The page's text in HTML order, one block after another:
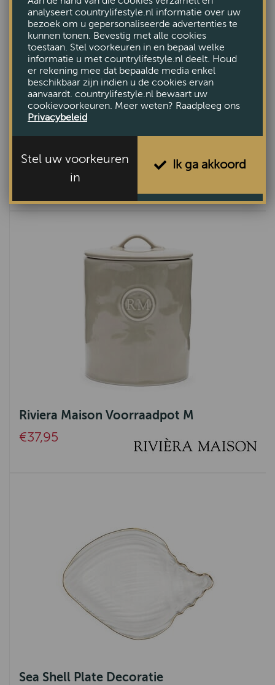
Riviera Maison Portofino mok flax M
Riviera Maison Voorraadpot M
€37,95
Sea Shell Plate Decoratie
analyseert countrylifestyle.nl informatie over uw
bezoek om u gepersonaliseerde advertenties te
kunnen tonen. Bevestig met alle cookies
toestaan. Stel voorkeuren in en bepaal welke
informatie u met countrylifestyle.nl deelt. Houd
er rekening mee dat bepaalde media enkel
beschikbaar zijn indien u de cookies ervan
aanvaardt. countrylifestyle.nl bewaart uw
cookievoorkeuren. Meer weten? Raadpleeg ons
Privacybeleid
Stel uw voorkeuren
in
Ik ga akkoord